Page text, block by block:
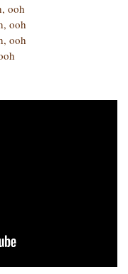
ooh
ooh
ooh